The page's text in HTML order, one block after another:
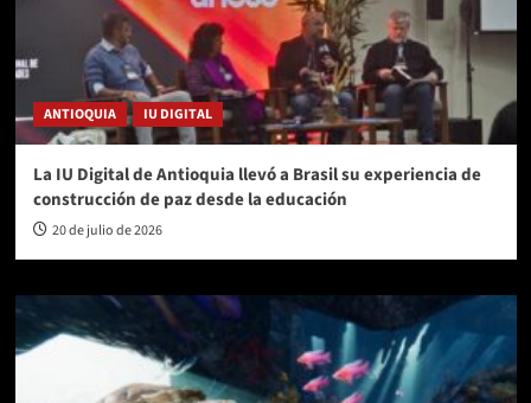
ANTIOQUIA IU DIGITAL
La IU Digital de Antioquia llevó a Brasil su experiencia de
construcción de paz desde la educación
20 de julio de 2026